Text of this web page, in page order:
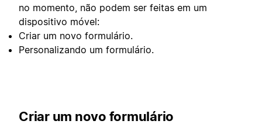
no momento, não podem ser feitas em um
dispositivo móvel:
Criar um novo formulário.
Personalizando um formulário.
Criar um novo formulário